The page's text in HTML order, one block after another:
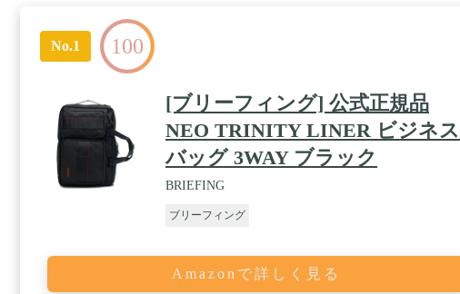
No.1 100
[ブリーフィング] 公式正規品
NEO TRINITY LINER ビジネス
バッグ 3WAY ブラック
BRIEFING
ブリーフィング
Amazonで詳しく見る